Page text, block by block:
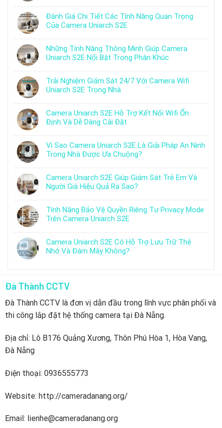
Đánh Giá Chi Tiết Các Tính Năng Quan Trọng
Của Camera Uniarch S2E
Những Tính Năng Thông Minh Giúp Camera
Uniarch S2E Nổi Bật Trong Phân Khúc
Trải Nghiệm Giám Sát 24/7 Với Camera Wifi
Uniarch S2E Trong Nhà
Camera Uniarch S2E Hỗ Trợ Kết Nối Wifi Ổn
Định Và Dễ Dàng Cài Đặt
Vì Sao Camera Uniarch S2E Là Giải Pháp An Ninh
Trong Nhà Được Ưa Chuộng?
Camera Uniarch S2E Giúp Giám Sát Trẻ Em Và
Người Già Hiệu Quả Ra Sao?
Tính Năng Bảo Vệ Quyền Riêng Tư Privacy Mode
Trên Camera Uniarch S2E
Camera Uniarch S2E Có Hỗ Trợ Lưu Trữ Thẻ
Nhớ Và Đám Mây Không?
Đà Thành CCTV
Đà Thành CCTV là đơn vị dẫn đầu trong lĩnh vực phân phối và
thi công lắp đặt hệ thống camera tại Đà Nẵng.
Địa chỉ: Lô B176 Quảng Xương, Thôn Phú Hòa 1, Hòa Vang,
Đà Nẵng
Điện thoại: 0936555773
Website: http://cameradanang.org/
Email: lienhe@cameradanang.org